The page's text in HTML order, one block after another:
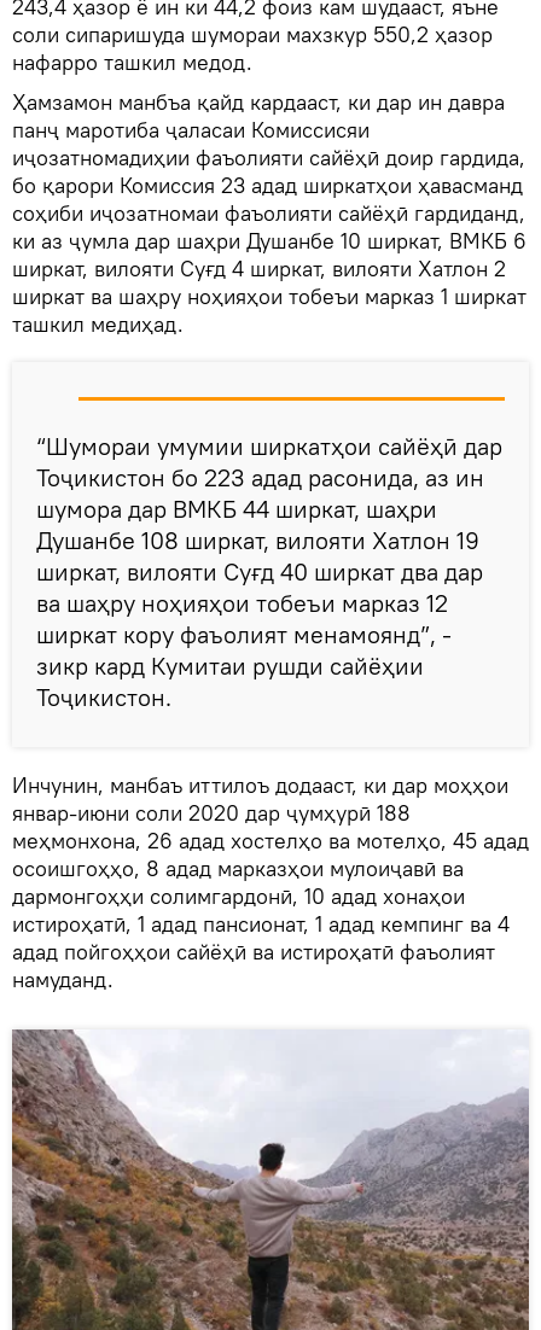
243,4 ҳазор ё ин ки 44,2 фоиз кам шудааст, яъне
соли сипаришуда шумораи махзкур 550,2 ҳазор
нафарро ташкил медод.
Ҳамзамон манбъа қайд кардааст, ки дар ин давра
панҷ маротиба ҷаласаи Комиссисяи
иҷозатномадиҳии фаъолияти сайёҳӣ доир гардида,
бо қарори Комиссия 23 адад ширкатҳои ҳавасманд
соҳиби иҷозатномаи фаъолияти сайёҳӣ гардиданд,
ки аз ҷумла дар шаҳри Душанбе 10 ширкат, ВМКБ 6
ширкат, вилояти Суғд 4 ширкат, вилояти Хатлон 2
ширкат ва шаҳру ноҳияҳои тобеъи марказ 1 ширкат
ташкил медиҳад.
“Шумораи умумии ширкатҳои сайёҳӣ дар
Тоҷикистон бо 223 адад расонида, аз ин
шумора дар ВМКБ 44 ширкат, шаҳри
Душанбе 108 ширкат, вилояти Хатлон 19
ширкат, вилояти Суғд 40 ширкат два дар
ва шаҳру ноҳияҳои тобеъи марказ 12
ширкат кору фаъолият менамоянд”, -
зикр кард Кумитаи рушди сайёҳии
Тоҷикистон.
Инчунин, манбаъ иттилоъ додааст, ки дар моҳҳои
январ-июни соли 2020 дар ҷумҳурӣ 188
меҳмонхона, 26 адад хостелҳо ва мотелҳо, 45 адад
осоишгоҳҳо, 8 адад марказҳои мулоиҷавӣ ва
дармонгоҳҳи солимгардонӣ, 10 адад хонаҳои
истироҳатӣ, 1 адад пансионат, 1 адад кемпинг ва 4
адад пойгоҳҳои сайёҳӣ ва истироҳатӣ фаъолият
намуданд.